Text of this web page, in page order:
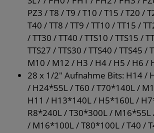
PZ3 / T8 / T9 / T10 / T15 / T20 /
T40 / TT8 / TT9 / TT10 / TT15 /
/ TT30 / TT40 / TTS10 / TTS15 /
TTS27 / TTS30 / TTS40 / TTS45 /
M10 / M12 / H3 / H4 / H5 / H6 /
28 x 1/2" Aufnahme Bits: H14 /
/ H24*55L / T60 / T70*140L /
H11 / H13*140L / H5*160L /
R8*240L / T30*300L /
/ M16*100L / T80*100L / T40 /